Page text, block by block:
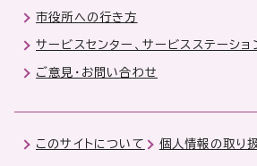
市役所への行き方
サービスセンター、サービスステーショ
ご意見・お問い合わせ
このサイトについて 個人情報の取り